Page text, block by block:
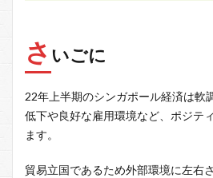
さ いごに
22年上半期のシンガポール経済は軟
低下や良好な雇用環境など、ポジテ
ます。
貿易立国であるため外部環境に左右